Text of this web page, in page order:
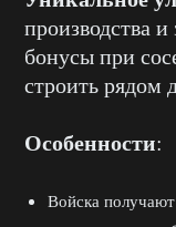
производства
бонусы при
строить рядом
Особенности:
Войска